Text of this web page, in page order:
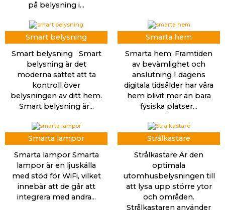
på belysning i...
Smart belysning
Smart belysning Smart
belysning är det
moderna sättet att ta
kontroll över
belysningen av ditt hem.
Smart belysning är...
Smarta hem
Smarta hem: Framtiden
av bevämlighet och
anslutning I dagens
digitala tidsålder har våra
hem blivit mer än bara
fysiska platser...
Smarta lampor
Smarta lampor Smarta
lampor är en ljuskälla
med stöd för WiFi, vilket
innebär att de går att
integrera med andra...
Strålkastare
Strålkastare Är den
optimala
utomhusbelysningen till
att lysa upp större ytor
och områden.
Strålkastaren använder